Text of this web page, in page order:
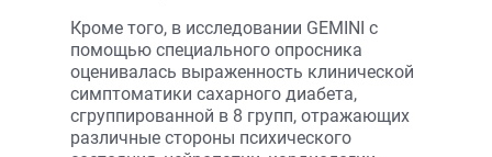
Кроме того, в исследовании GEMINI с
помощью специального опросника
оценивалась выраженность клинической
симптоматики сахарного диабета,
сгруппированной в 8 групп, отражающих
различные стороны психического